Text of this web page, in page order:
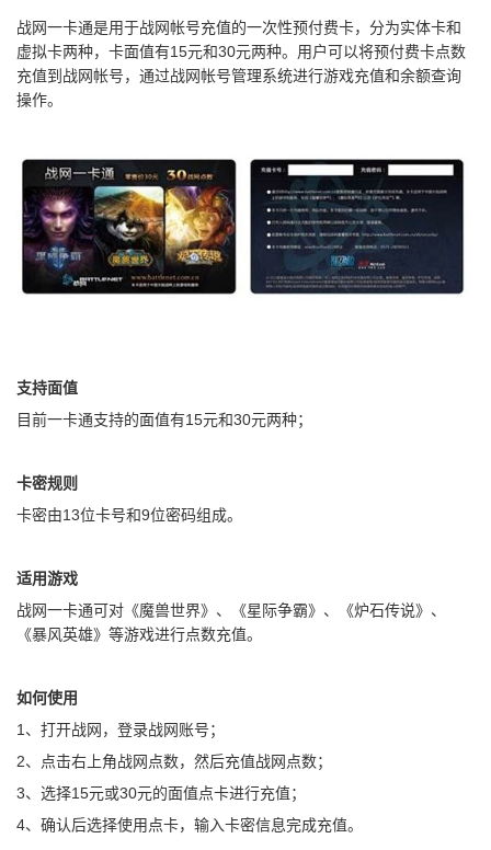
战网一卡通是用于战网帐号充值的一次性预付费卡，分为实体卡和
虚拟卡两种，卡面值有15元和30元两种。用户可以将预付费卡点数
充值到战网帐号，通过战网帐号管理系统进行游戏充值和余额查询
操作。
支持面值
目前一卡通支持的面值有15元和30元两种；
卡密规则
卡密由13位卡号和9位密码组成。
适用游戏
战网一卡通可对《魔兽世界》、《星际争霸》、《炉石传说》、
《暴风英雄》等游戏进行点数充值。
如何使用
1、打开战网，登录战网账号；
2、点击右上角战网点数，然后充值战网点数；
3、选择15元或30元的面值点卡进行充值；
4、确认后选择使用点卡，输入卡密信息完成充值。